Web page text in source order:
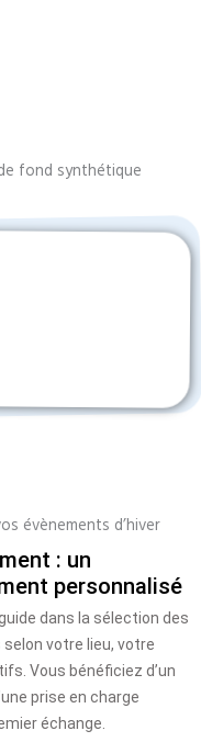
fond synthétique
évènements d’hiver
: un
personnalisé
dans la sélection des
votre lieu, votre
Vous bénéficiez d’un
prise en charge
échange.